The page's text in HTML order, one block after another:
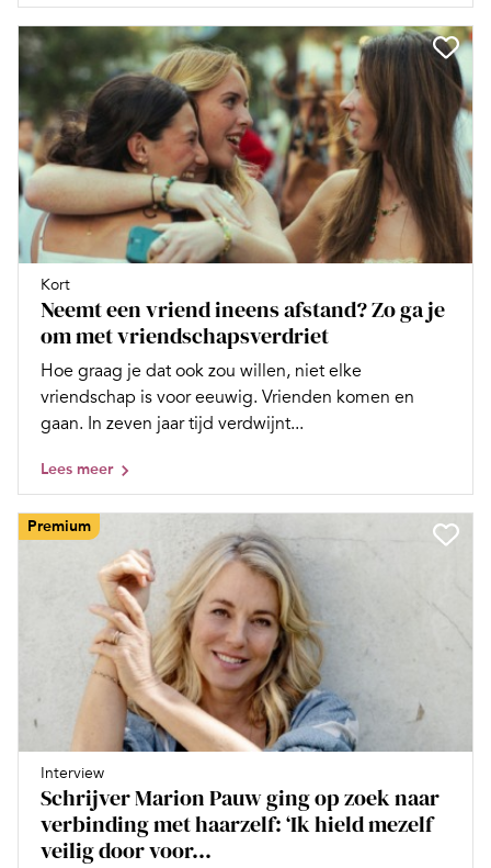
Kort
Neemt een vriend ineens afstand? Zo ga je
om met vriendschapsverdriet
Hoe graag je dat ook zou willen, niet elke
vriendschap is voor eeuwig. Vrienden komen en
gaan. In zeven jaar tijd verdwijnt...
Lees meer
Premium
Interview
Schrijver Marion Pauw ging op zoek naar
verbinding met haarzelf: ‘Ik hield mezelf
veilig door voor...